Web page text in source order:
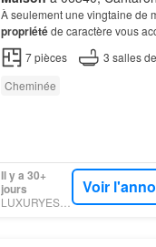
À seulement une vingtaine de
propriétéde caractère vous
propose plusieurs espaces de
7pièces 3 salles
Cheminée
Il y a 30+
jours
LUXURYESTATE
Voir